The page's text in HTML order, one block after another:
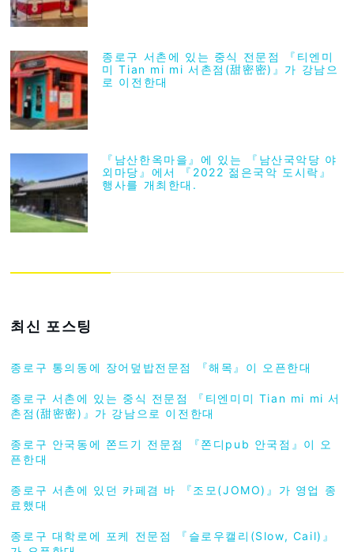
종로구 서촌에 있는 중식 전문점 『티엔미
미 Tian mi mi 서촌점(甜密密)』가 강남으
로 이전한대
『남산한옥마을』에 있는 『남산국악당 야
외마당』에서 『2022 젊은국악 도시락』
행사를 개최한대.
최신 포스팅
종로구 통의동에 장어덮밥전문점 『해목』이 오픈한대
종로구 서촌에 있는 중식 전문점 『티엔미미 Tian mi mi 서
촌점(甜密密)』가 강남으로 이전한대
종로구 안국동에 쫀드기 전문점 『쫀디pub 안국점』이 오
픈한대
종로구 서촌에 있던 카페겸 바 『조모(JOMO)』가 영업 종
료했대
종로구 대학로에 포케 전문점 『슬로우캘리(Slow, Cail)』